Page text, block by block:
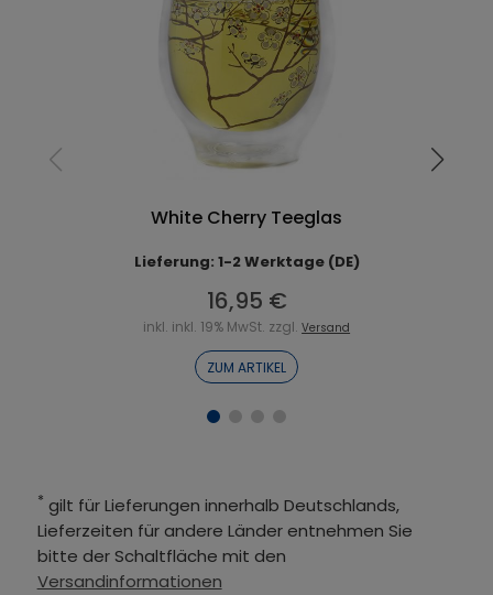
White Cherry Teeglas
Lieferung: 1-2 Werktage (DE)
16,95 €
inkl. inkl. 19% MwSt. zzgl.Versand
ZUM ARTIKEL
* gilt für Lieferungen innerhalb Deutschlands,
Lieferzeiten für andere Länder entnehmen Sie
bitte der Schaltfläche mit den
Versandinformationen